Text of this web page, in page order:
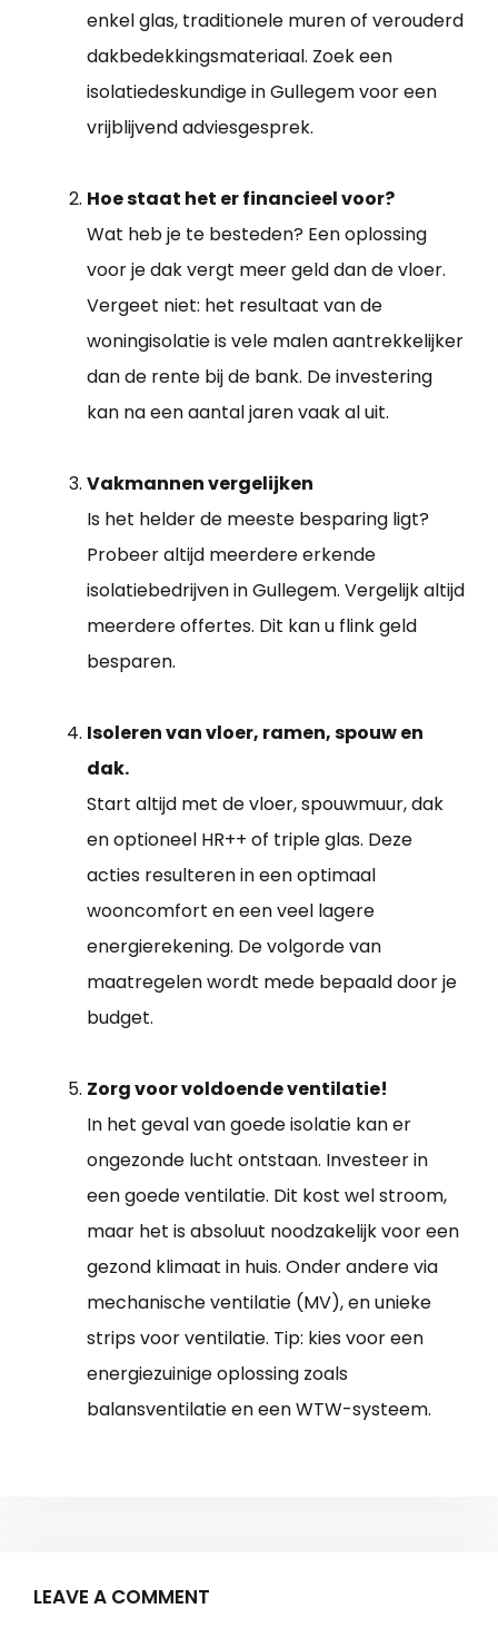
enkel glas, traditionele muren of verouderd
dakbedekkingsmateriaal. Zoek een
isolatiedeskundige in Gullegem voor een
vrijblijvend adviesgesprek.
Hoe staat het er financieel voor?
Wat heb je te besteden? Een oplossing
voor je dak vergt meer geld dan de vloer.
Vergeet niet: het resultaat van de
woningisolatie is vele malen aantrekkelijker
dan de rente bij de bank. De investering
kan na een aantal jaren vaak al uit.
Vakmannen vergelijken
Is het helder de meeste besparing ligt?
Probeer altijd meerdere erkende
isolatiebedrijven in Gullegem. Vergelijk altijd
meerdere offertes. Dit kan u flink geld
besparen.
Isoleren van vloer, ramen, spouw en
dak.
Start altijd met de vloer, spouwmuur, dak
en optioneel HR++ of triple glas. Deze
acties resulteren in een optimaal
wooncomfort en een veel lagere
energierekening. De volgorde van
maatregelen wordt mede bepaald door je
budget.
Zorg voor voldoende ventilatie!
In het geval van goede isolatie kan er
ongezonde lucht ontstaan. Investeer in
een goede ventilatie. Dit kost wel stroom,
maar het is absoluut noodzakelijk voor een
gezond klimaat in huis. Onder andere via
mechanische ventilatie (MV), en unieke
strips voor ventilatie. Tip: kies voor een
energiezuinige oplossing zoals
balansventilatie en een WTW-systeem.
LEAVE A COMMENT